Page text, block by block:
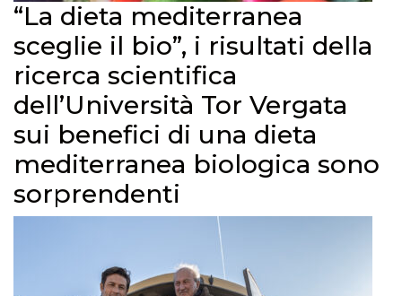
“La dieta mediterranea
sceglie il bio”, i risultati della
ricerca scientifica
dell’Università Tor Vergata
sui benefici di una dieta
mediterranea biologica sono
sorprendenti